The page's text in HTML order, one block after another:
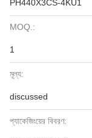
PH440X3CS-4KU1
MOQ.:
1
মূল্য:
discussed
প্যাকেজিংয়ের বিবরণ: